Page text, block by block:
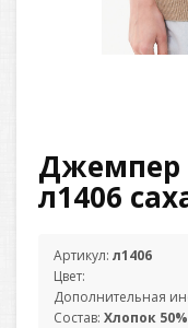
Джемпер
л1406
Артикул: л1406
Цвет:
Дополнительная
Состав: Хлопок